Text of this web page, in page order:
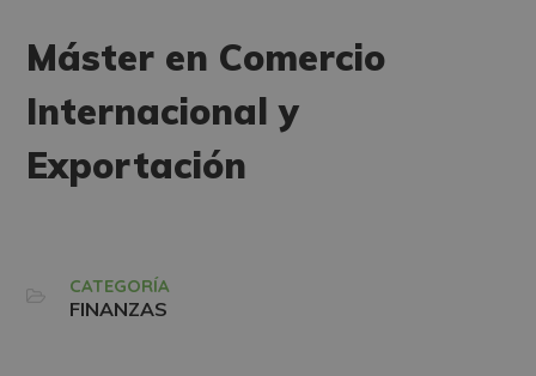
Máster en Comercio
Internacional y
Exportación
CATEGORÍA
FINANZAS